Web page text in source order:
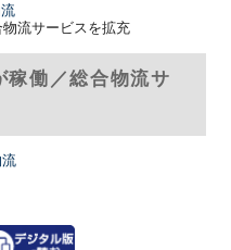
流サービスを拡充
稼働／総合物流サ